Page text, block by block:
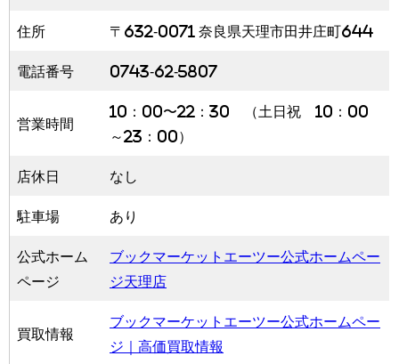
住所 〒632-0071 奈良県天理市田井庄町644
電話番号 0743-62-5807
営業時間
10：00〜22：30 （土日祝 10：00
～23：00）
店休日 なし
駐車場 あり
公式ホーム
ページ
ブックマーケットエーツー公式ホームペー
ジ天理店
買取情報
ブックマーケットエーツー公式ホームペー
ジ｜高価買取情報